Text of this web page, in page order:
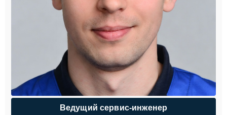
Ведущий сервис-инженер